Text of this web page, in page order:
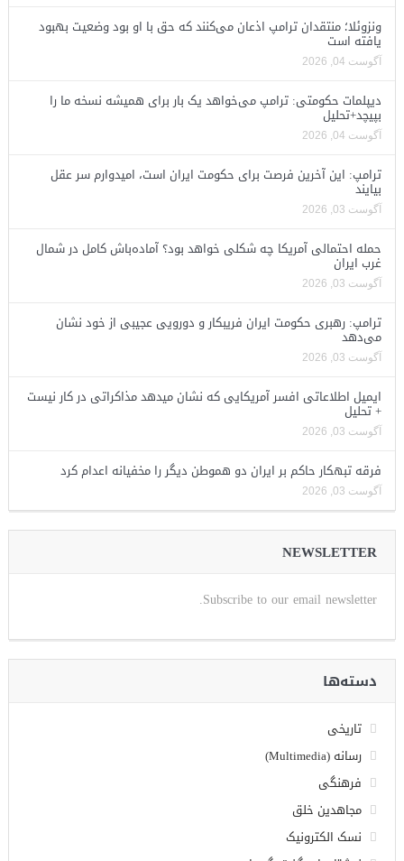
ونزوئلا؛ منتقدان ترامپ اذعان می‌کنند که حق با او بود وضعیت بهبود
یافته است
آگوست 04, 2026
دیپلمات حکومتی: ترامپ می‌خواهد یک بار برای همیشه نسخه ما را
بپیچد+تحلیل
آگوست 04, 2026
ترامپ: این آخرین فرصت برای حکومت ایران است، امیدوارم سر عقل
بیایند
آگوست 03, 2026
حمله احتمالی آمریکا چه شکلی خواهد بود؟ آماده‌باش کامل در شمال
غرب ایران
آگوست 03, 2026
ترامپ: رهبری حکومت ایران فریبکار و دورویی عجیبی از خود نشان
می‌دهد
آگوست 03, 2026
ایمیل اطلاعاتی افسر آمریکایی که نشان میدهد مذاکراتی در کار نیست
+ تحلیل
آگوست 03, 2026
فرقه تبهکار حاکم بر ایران دو هموطن دیگر را مخفیانه اعدام کرد
آگوست 03, 2026
NEWSLETTER
Subscribe to our email newsletter.
دسته‌ها
تاریخی
رسانه (Multimedia)
فرهنگی
مجاهدین خلق
نسک الکترونیک